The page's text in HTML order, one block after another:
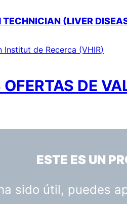
TECHNICIAN (LIVER
Institut de Recerca (VHIR)
DE
ESTE ES UN
sido útil, puedes